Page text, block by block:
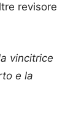
revisore
vincitrice
e la